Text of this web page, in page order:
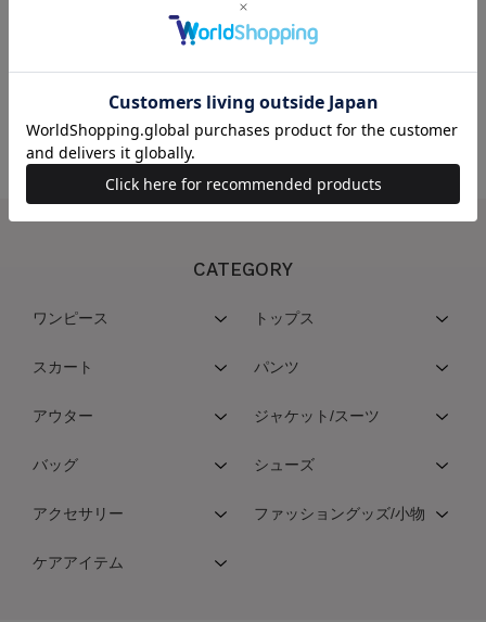
初めてご利用の方・会員以外の方
初めてご利用のお客様は、こちらから会員登録を行ってください。
うになります。
CATEGORY
ワンピース トップス
スカート パンツ
アウター ジャケット/スーツ
バッグ シューズ
アクセサリー ファッショングッズ/小物
ケアアイテム